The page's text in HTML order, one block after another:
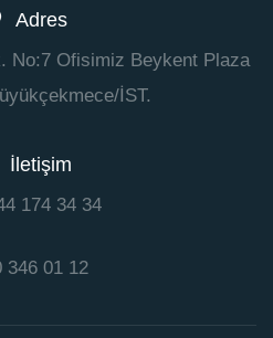
Adres
No:7 Ofisimiz Beykent Plaza
İST.
İletişim
174 34 34
346 01 12